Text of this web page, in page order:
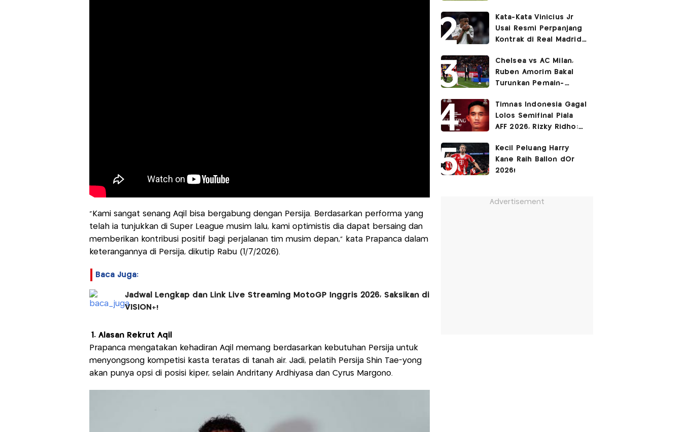
“Kami sangat senang Aqil bisa bergabung dengan Persija. Berdasarkan performa yang
telah ia tunjukkan di Super League musim lalu, kami optimistis dia dapat bersaing dan
memberikan kontribusi positif bagi perjalanan tim musim depan," kata Prapanca dalam
keterangannya di Persija, dikutip Rabu (1/7/2026).
Baca Juga:
Jadwal Lengkap dan Link Live Streaming MotoGP Inggris 2026, Saksikan di
VISION+!
1. Alasan Rekrut Aqil
Prapanca mengatakan kehadiran Aqil memang berdasarkan kebutuhan Persija untuk
menyongsong kompetisi kasta teratas di tanah air. Jadi, pelatih Persija Shin Tae-yong
akan punya opsi di posisi kiper, selain Andritany Ardhiyasa dan Cyrus Margono.
Piala AFF 2026
Kata-Kata Vinicius Jr
Usai Resmi Perpanjang
Kontrak di Real Madrid
Chelsea vs AC Milan,
Ruben Amorim Bakal
Turunkan Pemain-
Timnas Indonesia Gagal
Lolos Semifinal Piala
AFF 2026, Rizky Ridho:
Kecil Peluang Harry
Kane Raih Ballon dOr
2026!
Advertisement